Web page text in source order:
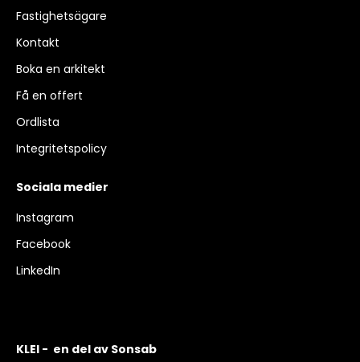
Fastighetsägare
Kontakt
Boka en arkitekt
Få en offert
Ordlista
Integritetspolicy
Sociala medier
Instagram
Facebook
LinkedIn
KLEI - en del av Sonsab